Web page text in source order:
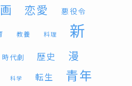
恋愛 悪役令
教養 料理
新
時代劇 歴史
漫
科学 転生
青年